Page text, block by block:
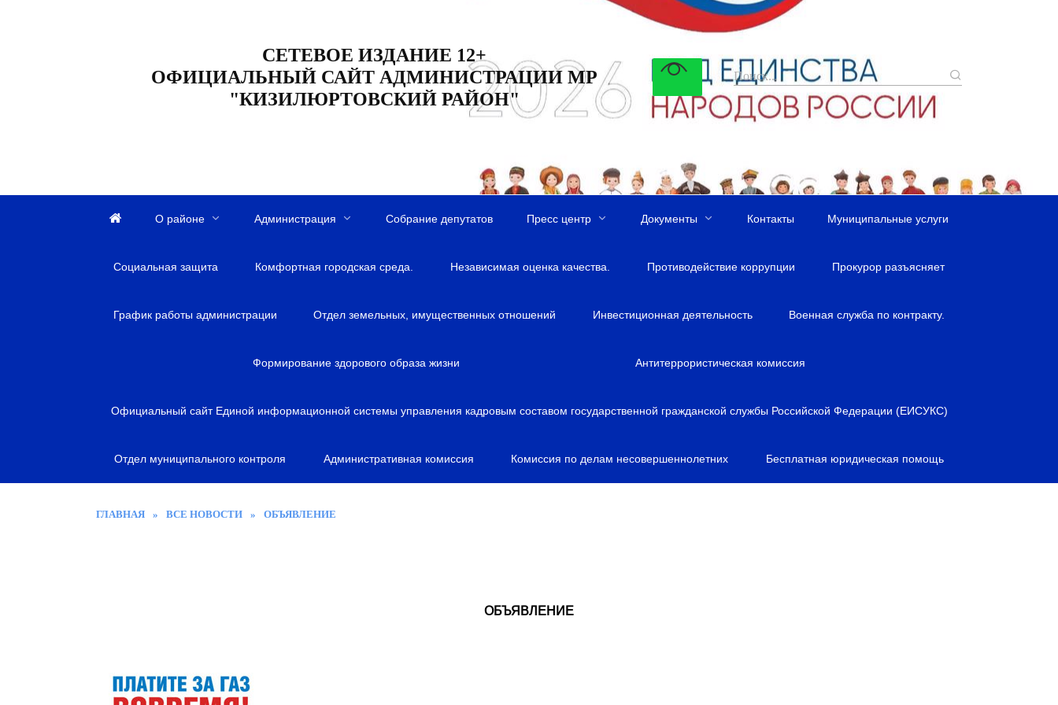
СЕТЕВОЕ ИЗДАНИЕ 12+
ОФИЦИАЛЬНЫЙ САЙТ АДМИНИСТРАЦИИ МР
"КИЗИЛЮРТОВСКИЙ РАЙОН"
а
н
О районе Администрация Собрание депутатов Пресс центр Документы Контакты Муниципальные услуги
Социальная защита Комфортная городская среда. Независимая оценка качества. Противодействие коррупции Прокурор разъясняет
График работы администрации Отдел земельных, имущественных отношений Инвестиционная деятельность Военная служба по контракту.
Формирование здорового образа жизни Антитеррористическая комиссия
Официальный сайт Единой информационной системы управления кадровым составом государственной гражданской службы Российской Федерации (ЕИСУКС)
Отдел муниципального контроля Административная комиссия Комиссия по делам несовершеннолетних Бесплатная юридическая помощь
ГЛАВНАЯ » ВСЕ НОВОСТИ » ОБЪЯВЛЕНИЕ
ОБЪЯВЛЕНИЕ